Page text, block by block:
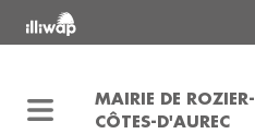
MAIRIE DE ROZIER-
CÔTES-D'AUREC